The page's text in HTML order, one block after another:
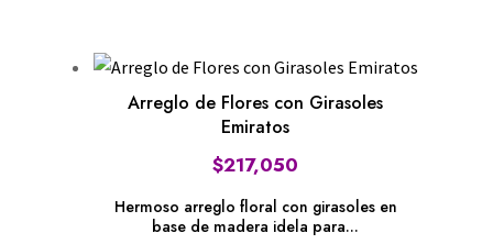
Arreglo de Flores con Girasoles
Emiratos
$217,050
Hermoso arreglo floral con girasoles en
base de madera idela para...